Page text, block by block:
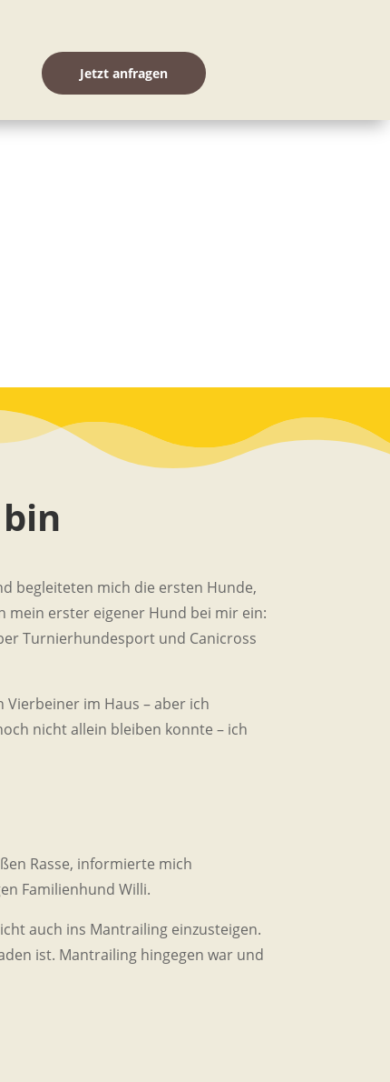
Jetzt anfragen
begleiteten mich die ersten Hunde,
mein erster eigener Hund bei mir ein:
Turnierhundesport und Canicross
im Haus – aber ich
nicht allein bleiben konnte – ich
Rasse, informierte mich
Familienhund Willi.
auch ins Mantrailing einzusteigen.
ist. Mantrailing hingegen war und